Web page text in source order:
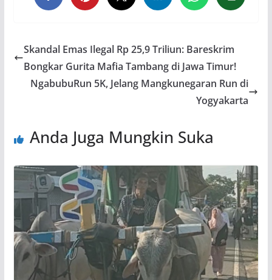
Skandal Emas Ilegal Rp 25,9 Triliun: Bareskrim
Bongkar Gurita Mafia Tambang di Jawa Timur!
NgabubuRun 5K, Jelang Mangkunegaran Run di
Yogyakarta
Anda Juga Mungkin Suka